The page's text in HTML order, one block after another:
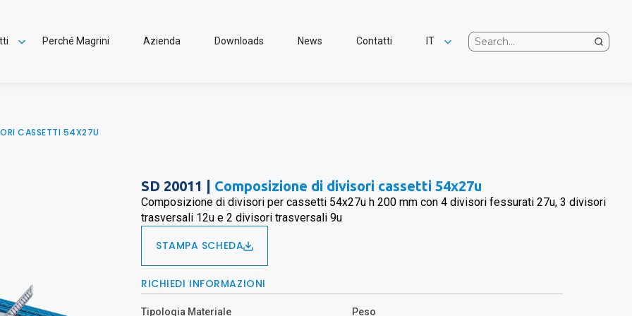
Epsilon
a cassetti
Perché Magrini Azienda Downloads News Contatti IT
CASSETTI 54X27U
SD 20011 | Composizione di divisori cassetti 54x27u
Composizione di divisori per cassetti 54x27u h 200 mm con 4 divisori fessurati 27u, 3 divisori
trasversali 12u e 2 divisori trasversali 9u
STAMPA SCHEDA
RICHIEDI INFORMAZIONI
Tipologia Materiale
Peso